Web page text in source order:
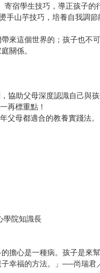
宿學生技巧，導正孩子的
手山芋技巧，培養自我調節
來這個世界的；孩子也不
關係。
協助父母深度認識自己與孩
再標重點！
父母都適合的教養實踐法。
學院知識長
的擔心是一種病。孩子是
幸福的方法。」──尚瑞君